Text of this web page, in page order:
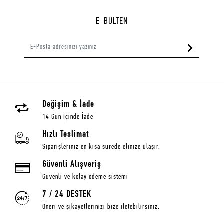
E-BÜLTEN
Değişim & İade
14 Gün İçinde İade
Hızlı Teslimat
Siparişleriniz en kısa sürede elinize ulaşır.
Güvenli Alışveriş
Güvenli ve kolay ödeme sistemi
7 / 24 DESTEK
Öneri ve şikayetlerinizi bize iletebilirsiniz.